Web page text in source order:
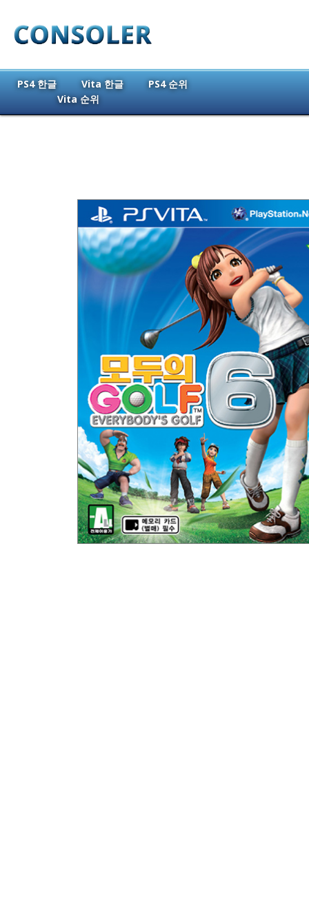
PS4 한글 Vita 한글
PS4 순위
Vita 순위